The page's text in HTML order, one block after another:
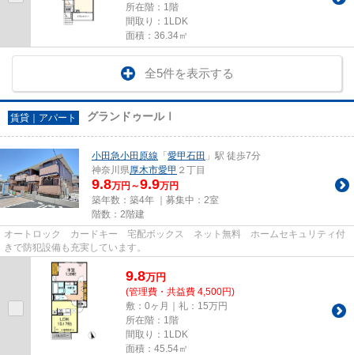
所在階：1階
間取り：1LDK
面積：36.34㎡
全5件を表示する
賃貸｜アパート グランドゥールⅠ
小田急小田原線 「愛甲石田 」駅 徒歩7分
神奈川県厚木市愛甲 ２丁目
9.8万円～9.9万円
築年数：築4年 ｜募集中： 2室
階数：2階建
オートロック カードキー 宅配ボックス ネット無料 ホームセキュリティ付
きで防犯設備も充実しています。
9.8万円
(管理費・共益費 4,500円)
敷：0ヶ月｜礼：15万円
所在階：1階
間取り：1LDK
面積：45.54㎡